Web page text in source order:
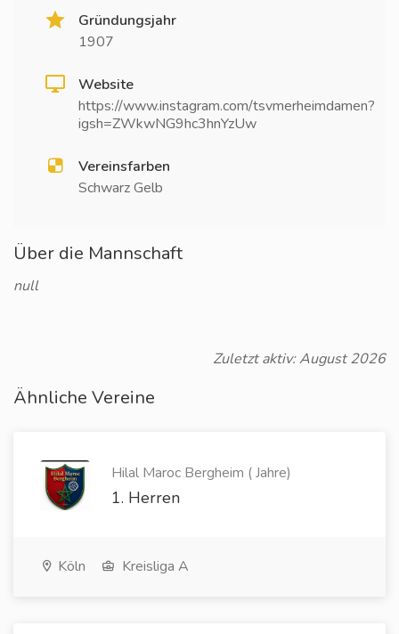
Gründungsjahr
1907
Website
https://www.instagram.com/tsvmerheimdamen?
igsh=ZWkwNG9hc3hnYzUw
Vereinsfarben
Schwarz Gelb
Über die Mannschaft
null
Zuletzt aktiv: August 2026
Ähnliche Vereine
Hilal Maroc Bergheim ( Jahre)
1. Herren
Köln Kreisliga A